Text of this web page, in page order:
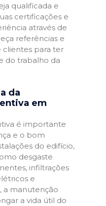
qualificada e
certificações e
através de
referências e
clientes para ter
do trabalho da
da
em
é importante
e o bom
do edifício,
desgaste
infiltrações
e
a manutenção
a vida útil do